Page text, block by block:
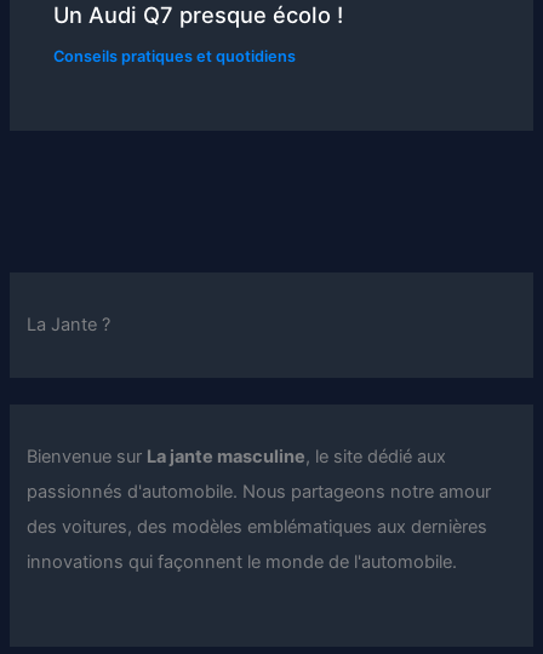
Un Audi Q7 presque écolo !
Conseils pratiques et quotidiens
La Jante ?
Bienvenue sur La jante masculine, le site dédié aux
passionnés d'automobile. Nous partageons notre amour
des voitures, des modèles emblématiques aux dernières
innovations qui façonnent le monde de l'automobile.